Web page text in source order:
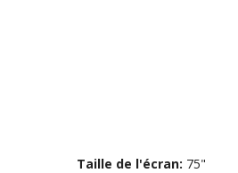
Taille de l'écran: 75"